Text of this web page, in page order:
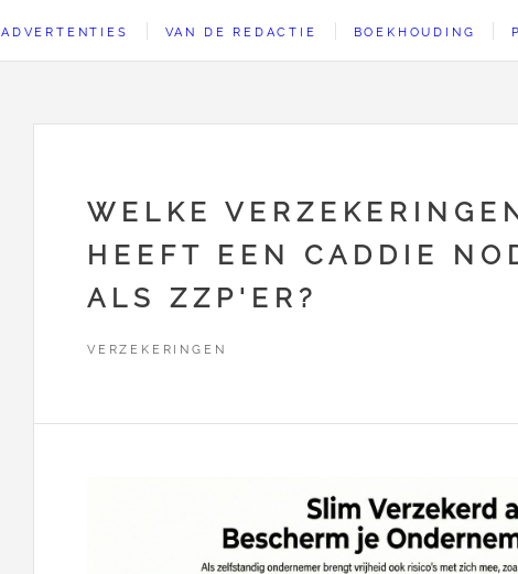
ADVERTENTIES VAN DE REDACTIE BOEKHOUDING
WELKE
HEEFT EEN CADDIE
ALS ZZP'ER?
VERZEKERINGEN